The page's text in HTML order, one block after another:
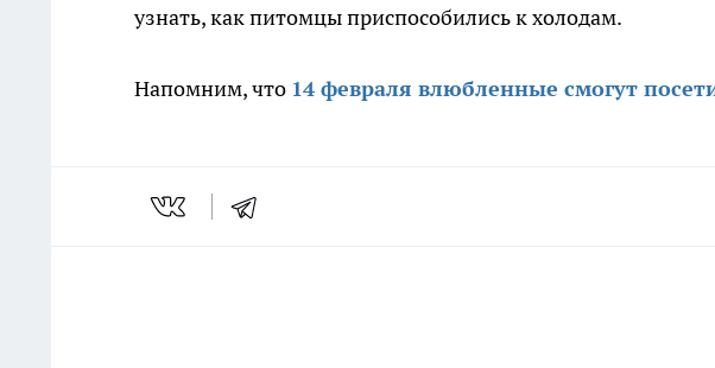
узнать, как питомцы приспособились к холодам.
Напомним, что 14 февраля влюбленные смогут